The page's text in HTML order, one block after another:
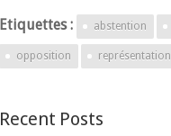
Etiquettes : abstention
opposition représentation
Recent Posts